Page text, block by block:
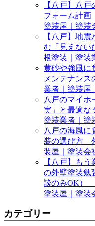
【八戸】八
フォーム計画
塗装屋｜塗装
【八戸】地
む「見えない
根塗装｜塗装
黄砂や強風に
メンテナン
業者｜塗装屋
八戸のマイホ
実」と最適な
塗装業者｜塗
八戸の海風に
装の選び方
装屋｜塗装会
【八戸】も
の外壁塗装勉
談のみOK）
塗装屋｜塗装
カテゴリー